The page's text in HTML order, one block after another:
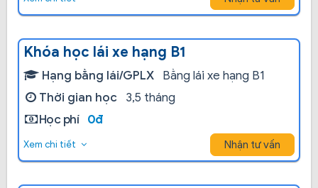
Khóa học lái xe hạng B1
Hạng bằng lái/GPLX
Bằng lái xe hạng B1
Thời gian học
3,5 tháng
Học phí
0đ
Xem chi tiết Nhận tư vấn